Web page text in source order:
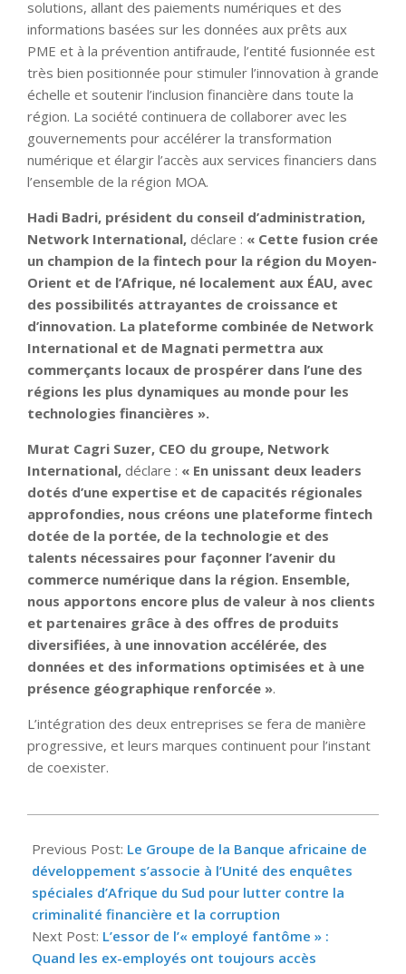
solutions, allant des paiements numériques et des
informations basées sur les données aux prêts aux
PME et à la prévention antifraude, l’entité fusionnée est
très bien positionnée pour stimuler l’innovation à grande
échelle et soutenir l’inclusion financière dans toute la
région. La société continuera de collaborer avec les
gouvernements pour accélérer la transformation
numérique et élargir l’accès aux services financiers dans
l’ensemble de la région MOA.
Hadi Badri, président du conseil d’administration,
Network International, déclare : « Cette fusion crée
un champion de la fintech pour la région du Moyen-
Orient et de l’Afrique, né localement aux ÉAU, avec
des possibilités attrayantes de croissance et
d’innovation. La plateforme combinée de Network
International et de Magnati permettra aux
commerçants locaux de prospérer dans l’une des
régions les plus dynamiques au monde pour les
technologies financières ».
Murat Cagri Suzer, CEO du groupe, Network
International, déclare : « En unissant deux leaders
dotés d’une expertise et de capacités régionales
approfondies, nous créons une plateforme fintech
dotée de la portée, de la technologie et des
talents nécessaires pour façonner l’avenir du
commerce numérique dans la région. Ensemble,
nous apportons encore plus de valeur à nos clients
et partenaires grâce à des offres de produits
diversifiées, à une innovation accélérée, des
données et des informations optimisées et à une
présence géographique renforcée ».
L’intégration des deux entreprises se fera de manière
progressive, et leurs marques continuent pour l’instant
de coexister.
10-
03
Previous Post: Le Groupe de la Banque africaine de
développement s’associe à l’Unité des enquêtes
spéciales d’Afrique du Sud pour lutter contre la
criminalité financière et la corruption
Next Post: L’essor de l’« employé fantôme » :
Quand les ex-employés ont toujours accès